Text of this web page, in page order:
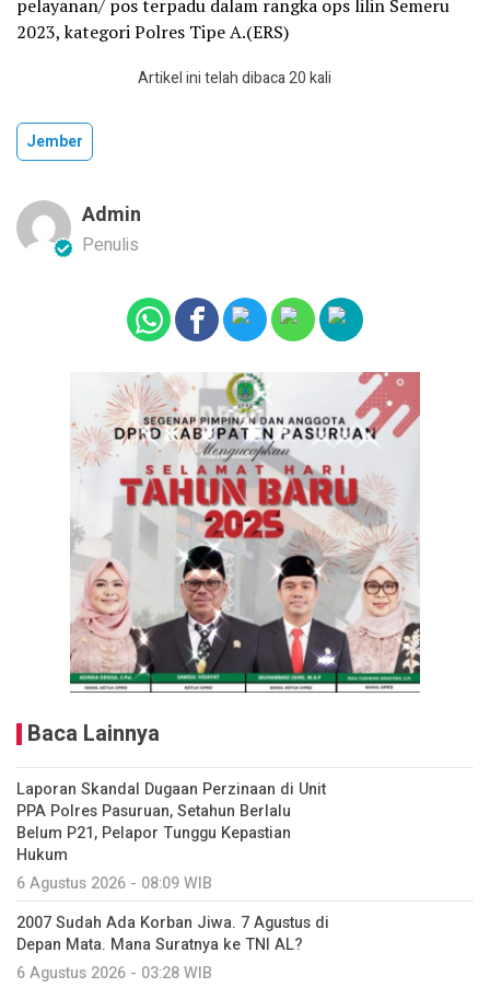
pelayanan/ pos terpadu dalam rangka ops lilin Semeru
2023, kategori Polres Tipe A.(ERS)
Artikel ini telah dibaca 20 kali
Jember
Admin
Penulis
Baca Lainnya
Laporan Skandal Dugaan Perzinaan di Unit
PPA Polres Pasuruan, Setahun Berlalu
Belum P21, Pelapor Tunggu Kepastian
Hukum
6 Agustus 2026 - 08:09 WIB
2007 Sudah Ada Korban Jiwa. 7 Agustus di
Depan Mata. Mana Suratnya ke TNI AL?
6 Agustus 2026 - 03:28 WIB